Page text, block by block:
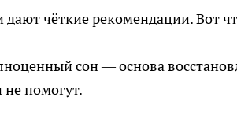
дают чёткие рекомендации. Вот
сон — основа
не помогут.